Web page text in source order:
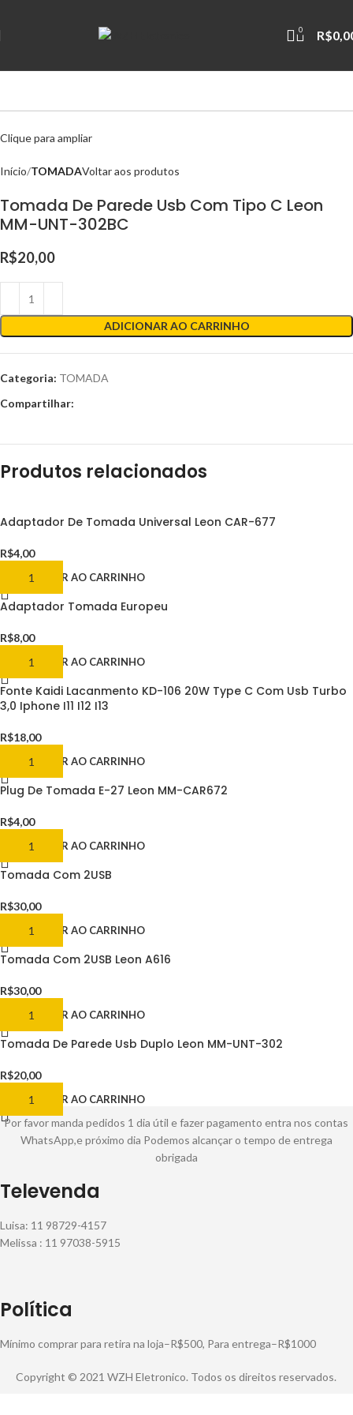
0 R$
Clique para ampliar
Início TOMADAVoltar aos produtos
Tomada De Parede Usb Com Tipo C Leon
MM-UNT-302BC
R$20,00
ADICIONAR AO CARRINHO
Categoria: TOMADA
Compartilhar:
Produtos relacionados
Adaptador De Tomada Universal Leon CAR-677
R$4,00
ADICIONAR AO CARRINHO
Adaptador Tomada Europeu
R$8,00
ADICIONAR AO CARRINHO
Fonte Kaidi Lacanmento KD-106 20W Type C Com Usb Turbo
3,0 Iphone I11 I12 I13
R$18,00
ADICIONAR AO CARRINHO
Plug De Tomada E-27 Leon MM-CAR672
R$4,00
ADICIONAR AO CARRINHO
Tomada Com 2USB
R$30,00
ADICIONAR AO CARRINHO
Tomada Com 2USB Leon A616
R$30,00
ADICIONAR AO CARRINHO
Tomada De Parede Usb Duplo Leon MM-UNT-302
R$20,00
ADICIONAR AO CARRINHO
Por favor manda pedidos 1 dia útil e fazer pagamento entra nos contas
WhatsApp,e próximo dia Podemos alcançar o tempo de entrega
obrigada
Televenda
Luisa: 11 98729-4157
Melissa : 11 97038-5915
Política
Mínimo comprar para retira na loja–R$500, Para entrega–R$1000
Copyright © 2021 WZH Eletronico. Todos os direitos reservados.